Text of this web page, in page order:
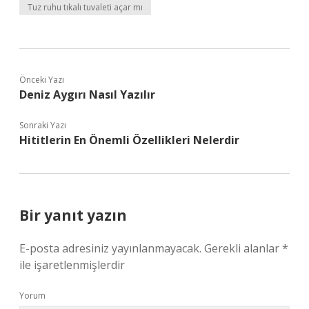
Tuz ruhu tıkalı tuvaleti açar mı
Önceki Yazı
Deniz Aygırı Nasıl Yazılır
Sonraki Yazı
Hititlerin En Önemli Özellikleri Nelerdir
Bir yanıt yazın
E-posta adresiniz yayınlanmayacak. Gerekli alanlar*
ile işaretlenmişlerdir
Yorum